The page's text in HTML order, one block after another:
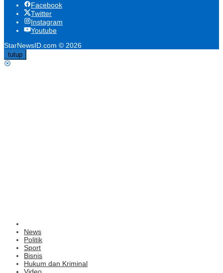
Facebook
Twitter
Instagram
Youtube
StarNewsID.com © 2026
tutup
News
Politik
Sport
Bisnis
Hukum dan Kriminal